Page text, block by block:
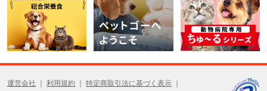
運営会社 利用規約
特定商取引法に基づく表示